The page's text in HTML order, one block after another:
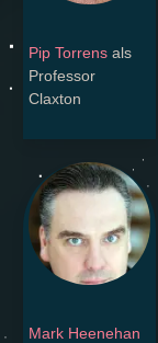
Pip Torrens als
Professor
Claxton
Mark Heenehan